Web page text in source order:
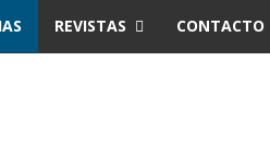
REVISTAS CONTACTO